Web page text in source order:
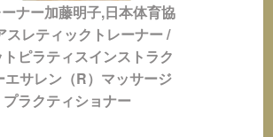
ーナー加藤明子,日本体育協
スレティックトレーナー /
トピラティスインストラク
エサレン（R）マッサージ
プラクティショナー